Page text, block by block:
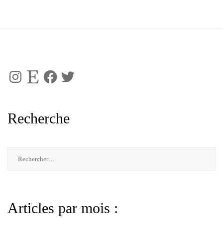
Instagram
Etsy FacebookTwitter
Recherche
Articles par mois :